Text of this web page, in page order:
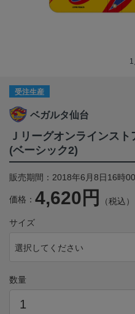
受注生産
ベガルタ仙台
Ｊリーグオンラインス
(ベーシック2)
販売期間：2018年6月8日16時
価格： 4,620円 （税込）
サイズ
選択してください
数量